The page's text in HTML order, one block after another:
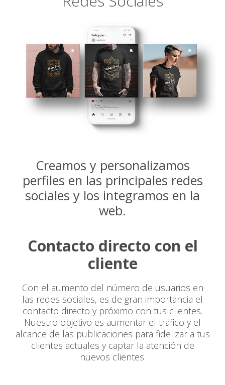
Creamos y personalizamos
perfiles en las principales redes
sociales y los integramos en la
web.
Contacto directo con el
cliente
Con el aumento del número de usuarios en
las redes sociales, es de gran importancia el
contacto directo y próximo con tus clientes.
Nuestro objetivo es aumentar el tráfico y el
alcance de las publicaciones para fidelizar a tus
clientes actuales y captar la atención de
nuevos clientes.